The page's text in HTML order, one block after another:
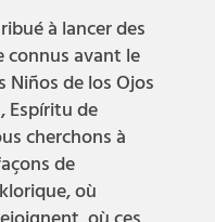
à lancer des
connus avant le
de los Ojos
Espíritu de
cherchons à
de
où